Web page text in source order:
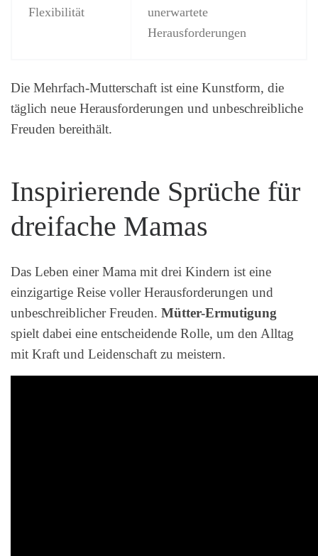
Flexibilität
unerwartete
Herausforderungen
Die Mehrfach-Mutterschaft ist eine Kunstform, die
täglich neue Herausforderungen und unbeschreibliche
Freuden bereithält.
Inspirierende Sprüche für
dreifache Mamas
Das Leben einer Mama mit drei Kindern ist eine
einzigartige Reise voller Herausforderungen und
unbeschreiblicher Freuden. Mütter-Ermutigung
spielt dabei eine entscheidende Rolle, um den Alltag
mit Kraft und Leidenschaft zu meistern.